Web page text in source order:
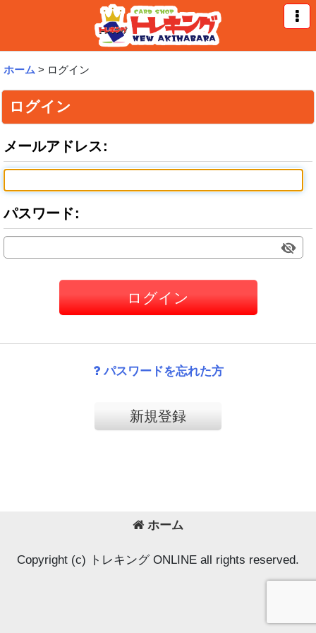
ホーム > ログイン
ログイン
メールアドレス:
パスワード:
ログイン
パスワードを忘れた方
新規登録
ホーム
Copyright (c) トレキング ONLINE all rights reserved.